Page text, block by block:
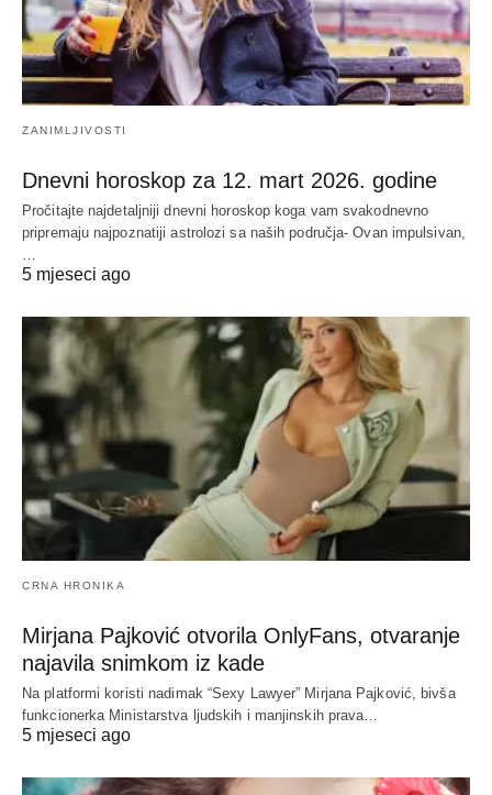
ZANIMLJIVOSTI
Dnevni horoskop za 12. mart 2026. godine
Pročitajte najdetaljniji dnevni horoskop koga vam svakodnevno
pripremaju najpoznatiji astrolozi sa naših područja- Ovan impulsivan,
…
5 mjeseci ago
CRNA HRONIKA
Mirjana Pajković otvorila OnlyFans, otvaranje
najavila snimkom iz kade
Na platformi koristi nadimak “Sexy Lawyer” Mirjana Pajković, bivša
funkcionerka Ministarstva ljudskih i manjinskih prava…
5 mjeseci ago